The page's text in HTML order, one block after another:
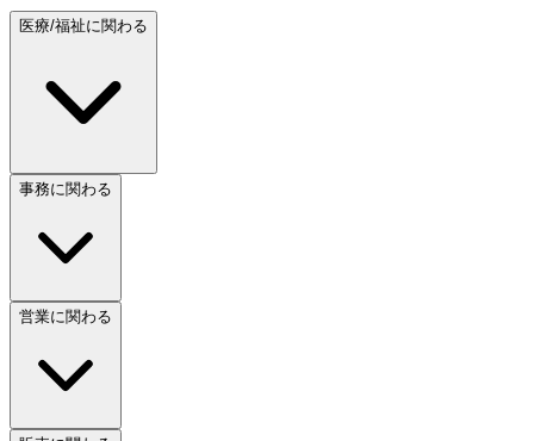
医療/福祉に関わる
事務に関わる
営業に関わる